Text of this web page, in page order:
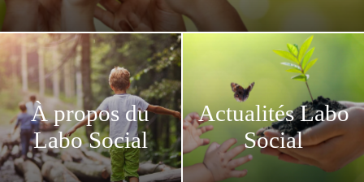
À propos du
Labo Social
Actualités Labo
Social